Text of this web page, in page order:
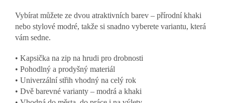
Vybírat můžete ze dvou atraktivních barev – přírodní khaki
nebo stylové modré, takže si snadno vyberete variantu, která
vám sedne.
• Kapsička na zip na hrudi pro drobnosti
• Pohodlný a prodyšný materiál
• Univerzální střih vhodný na celý rok
• Dvě barevné varianty – modrá a khaki